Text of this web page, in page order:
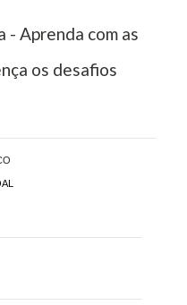
Aprenda com as
os desafios